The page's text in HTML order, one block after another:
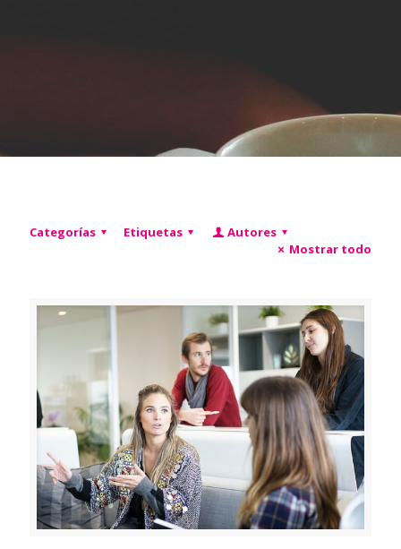
Categorías Etiquetas
Autores
Mostrar todo